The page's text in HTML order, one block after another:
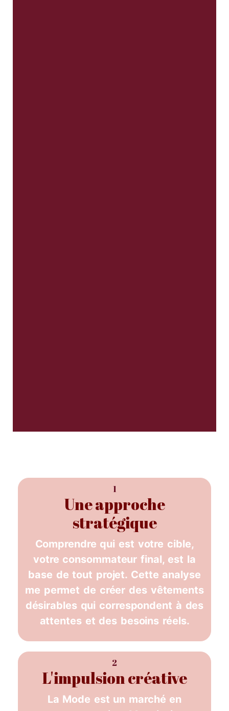
1
Une approche
stratégique
Comprendre qui est votre cible,
votre consommateur final, est la
base de tout projet. Cette analyse
me permet de créer des vêtements
désirables qui correspondent à des
attentes et des besoins réels.
2
L'impulsion créative
La Mode est un marché en